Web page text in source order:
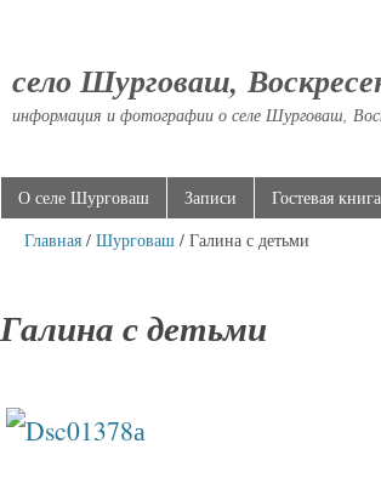
село Шурговаш,
информация и фотографии о селе Шурговаш,
О селе Шурговаш Записи Гостевая книга
Главная / Шурговаш / Галина с детьми
Галина с детьми